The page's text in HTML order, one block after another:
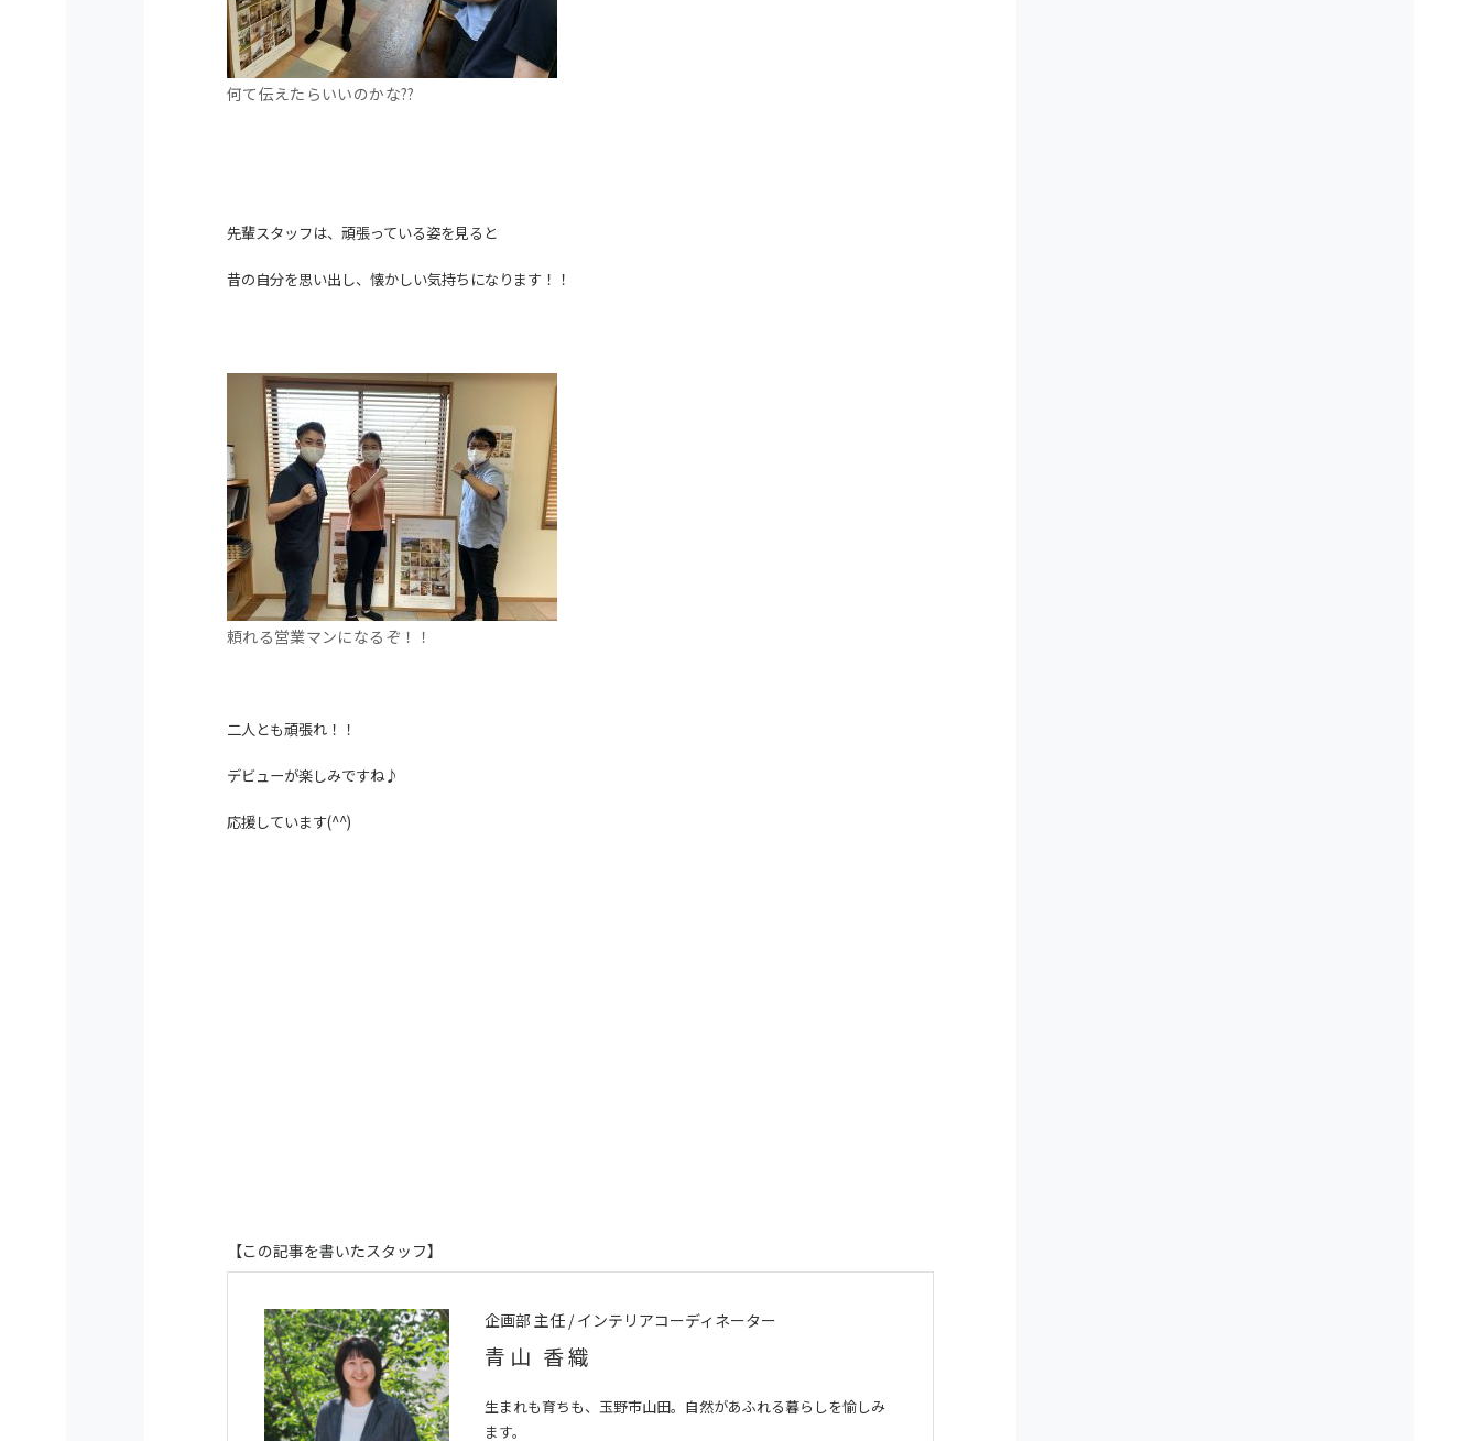
何て伝えたらいいのかな??
先輩スタッフは、頑張っている姿を見ると
昔の自分を思い出し、懐かしい気持ちになります！！
頼れる営業マンになるぞ！！
二人とも頑張れ！！
デビューが楽しみですね♪
応援しています(^^)
【この記事を書いたスタッフ】
企画部 主任 / インテリアコーディネーター
青山 香織
生まれも育ちも、玉野市山田。自然があふれる暮らしを愉しみ
ます。